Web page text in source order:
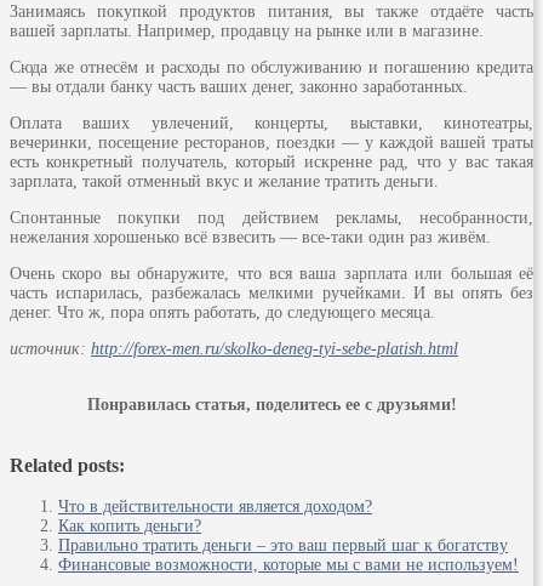
Занимаясь покупкой продуктов питания, вы также отдаёте часть
вашей зарплаты. Например, продавцу на рынке или в магазине.
Сюда же отнесём и расходы по обслуживанию и погашению кредита
— вы отдали банку часть ваших денег, законно заработанных.
Оплата ваших увлечений, концерты, выставки, кинотеатры,
вечеринки, посещение ресторанов, поездки — у каждой вашей траты
есть конкретный получатель, который искренне рад, что у вас такая
зарплата, такой отменный вкус и желание тратить деньги.
Спонтанные покупки под действием рекламы, несобранности,
нежелания хорошенько всё взвесить — все-таки один раз живём.
Очень скоро вы обнаружите, что вся ваша зарплата или большая её
часть испарилась, разбежалась мелкими ручейками. И вы опять без
денег. Что ж, пора опять работать, до следующего месяца.
источник: http://forex-men.ru/skolko-deneg-tyi-sebe-platish.html
Понравилась статья, поделитесь ее с друзьями!
Related posts:
Что в действительности является доходом?
Как копить деньги?
Правильно тратить деньги – это ваш первый шаг к богатству
Финансовые возможности, которые мы с вами не используем!